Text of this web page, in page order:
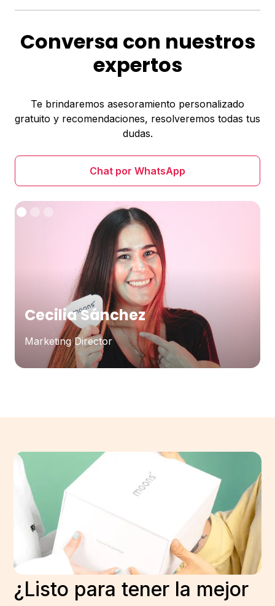
Conversa con nuestros
expertos
Te brindaremos asesoramiento personalizado
gratuito y recomendaciones, resolveremos todas tus
dudas.
Chat por WhatsApp
Cecilia Sánchez
Marketing Director
¿Listo para tener la mejor